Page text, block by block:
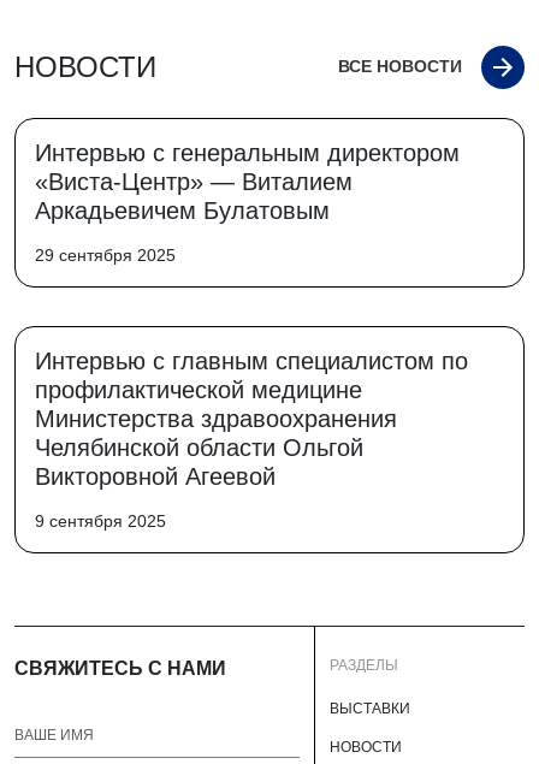
НОВОСТИ ВСЕ НОВОСТИ
Интервью с генеральным директором
«Виста-Центр» — Виталием
Аркадьевичем Булатовым
29 сентября 2025
Интервью с главным специалистом по
профилактической медицине
Министерства здравоохранения
Челябинской области Ольгой
Викторовной Агеевой
9 сентября 2025
СВЯЖИТЕСЬ С НАМИ РАЗДЕЛЫ
ВЫСТАВКИ
НОВОСТИ